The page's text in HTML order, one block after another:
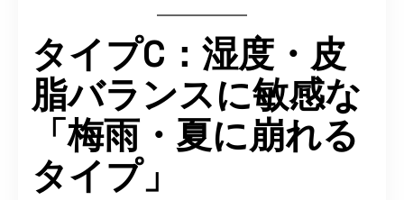
タイプC：湿度・皮
脂バランスに敏感な
「梅雨・夏に崩れる
タイプ」